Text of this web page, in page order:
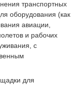
транспортных
оборудования (как
авиации,
и рабочих
с
для